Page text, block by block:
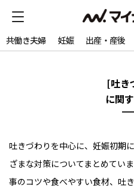
共働き夫婦 妊娠 出産・産後
[吐き
に関
吐きづわりを中心に、妊娠初期
ざまな対策についてまとめてい
事のコツや食べやすい食材、吐